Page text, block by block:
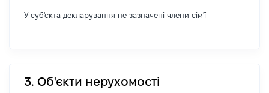
У суб'єкта декларування не зазначені члени сім'ї
3. Об'єкти нерухомості